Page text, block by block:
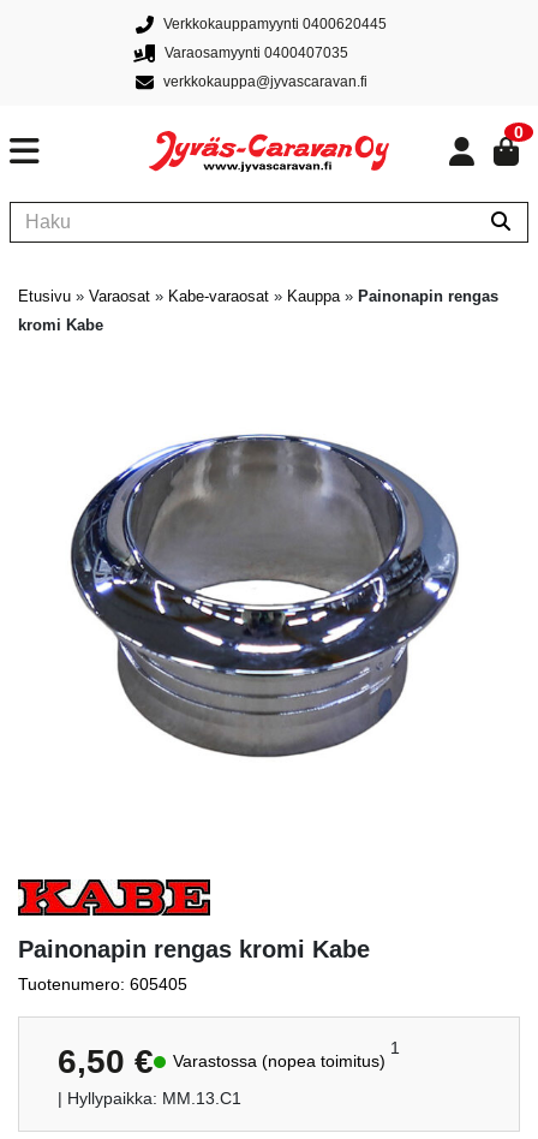
Verkkokauppamyynti 0400620445
Varaosamyynti 0400407035
verkkokauppa@jyvascaravan.fi
0
Etusivu » Varaosat » Kabe-varaosat » Kauppa» Painonapin rengas
kromi Kabe
Painonapin rengas kromi Kabe
Tuotenumero: 605405
6,50 € Varastossa (nopea toimitus)
1
| Hyllypaikka: MM.13.C1